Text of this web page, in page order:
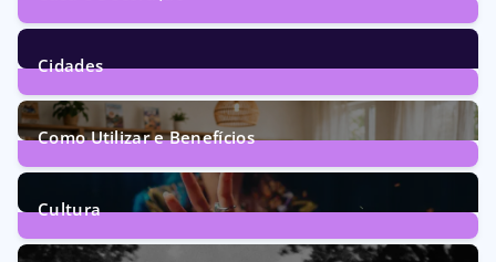
1Post
Cidades
72Posts
Como Utilizar e Benefícios
160Posts
Cultura
246Posts